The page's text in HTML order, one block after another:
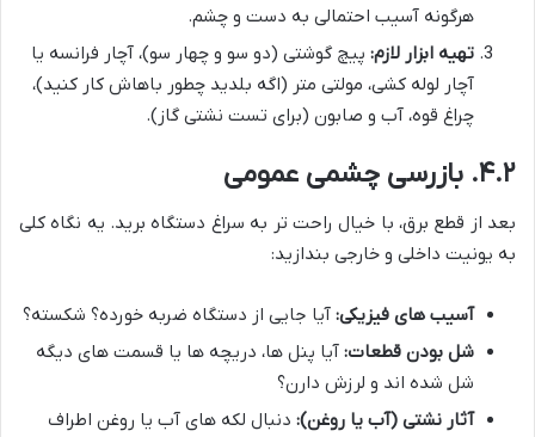
هرگونه آسیب احتمالی به دست و چشم.
تهیه ابزار لازم: پیچ گوشتی (دو سو و چهار سو)، آچار فرانسه یا
آچار لوله کشی، مولتی متر (اگه بلدید چطور باهاش کار کنید)،
چراغ قوه، آب و صابون (برای تست نشتی گاز).
۴.۲. بازرسی چشمی عمومی
بعد از قطع برق، با خیال راحت تر به سراغ دستگاه برید. یه نگاه کلی
به یونیت داخلی و خارجی بندازید:
آسیب های فیزیکی: آیا جایی از دستگاه ضربه خورده؟ شکسته؟
شل بودن قطعات: آیا پنل ها، دریچه ها یا قسمت های دیگه
شل شده اند و لرزش دارن؟
آثار نشتی (آب یا روغن): دنبال لکه های آب یا روغن اطراف